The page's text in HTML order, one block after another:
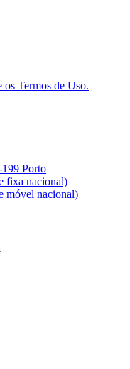
os Termos de Uso.
Porto
fixa nacional)
móvel nacional)